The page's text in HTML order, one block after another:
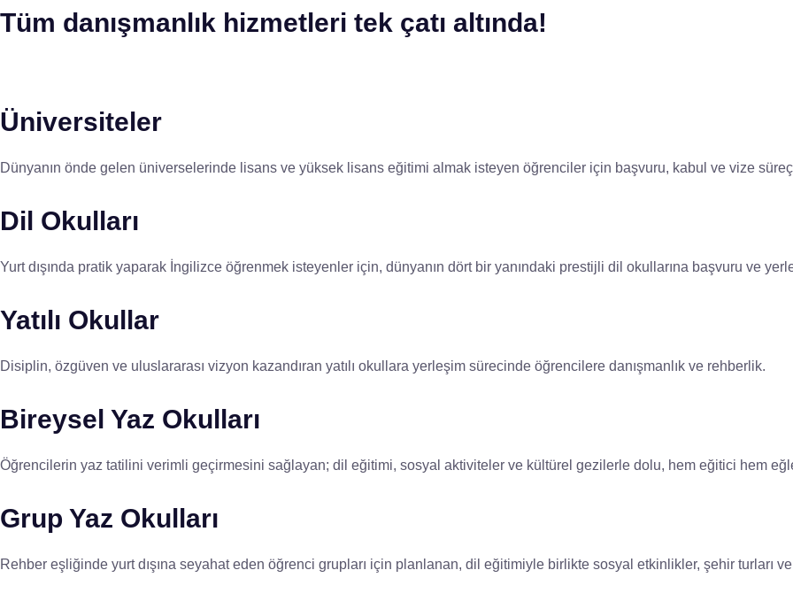
Tüm danışmanlık hizmetleri tek çatı altında!
Üniversiteler
Dünyanın önde gelen üniverselerinde lisans ve yüksek lisans eğitimi almak isteyen öğrenciler için başvuru, kabul ve vize
Dil Okulları
Yurt dışında pratik yaparak İngilizce öğrenmek isteyenler için, dünyanın dört bir yanındaki prestijli dil okullarına başvuru ve
Yatılı Okullar
Disiplin, özgüven ve uluslararası vizyon kazandıran yatılı okullara yerleşim sürecinde öğrencilere danışmanlık ve rehberlik.
Bireysel Yaz Okulları
Öğrencilerin yaz tatilini verimli geçirmesini sağlayan; dil eğitimi, sosyal aktiviteler ve kültürel gezilerle dolu, hem eğitici hem
Grup Yaz Okulları
Rehber eşliğinde yurt dışına seyahat eden öğrenci grupları için planlanan, dil eğitimiyle birlikte sosyal etkinlikler, şehir turları